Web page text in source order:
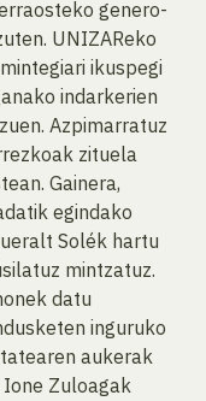
genero-
UNIZAReko
ikuspegi
indarkerien
Azpimarratuz
zituela
Gainera,
egindako
Solék hartu
mintzatuz.
datu
inguruko
aukerak
Zuloagak